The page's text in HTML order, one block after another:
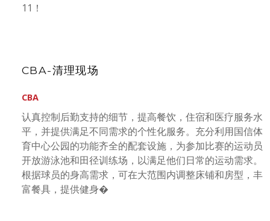
11！
CBA-清理现场
CBA
认真控制后勤支持的细节，提高餐饮，住宿和医疗服务水
平，并提供满足不同需求的个性化服务。充分利用国信体
育中心公园的功能齐全的配套设施，为参加比赛的运动员
开放游泳池和田径训练场，以满足他们日常的运动需求。
根据球员的身高需求，可在大范围内调整床铺和房型，丰
富餐具，提供健身�